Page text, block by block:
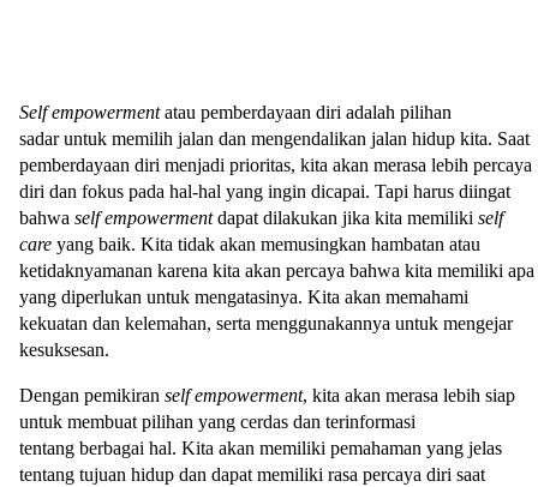
Self empowermentatau pemberdayaan diri adalah pilihan
sadar untuk memilih jalan dan mengendalikan jalan hidup kita. Saat
pemberdayaan diri menjadi prioritas, kita akan merasa lebih percaya
diri dan fokus pada hal-hal yang ingin dicapai. Tapi harus diingat
bahwa self empowermentdapat dilakukan jika kita memiliki self
care yang baik. Kita tidak akan memusingkan hambatan atau
ketidaknyamanan karena kita akan percaya bahwa kita memiliki apa
yang diperlukan untuk mengatasinya. Kita akan memahami
kekuatan dan kelemahan, serta menggunakannya untuk mengejar
kesuksesan.
Dengan pemikiran self empowerment, kita akan merasa lebih siap
untuk membuat pilihan yang cerdas dan terinformasi
tentang berbagai hal. Kita akan memiliki pemahaman yang jelas
tentang tujuan hidup dan dapat memiliki rasa percaya diri saat